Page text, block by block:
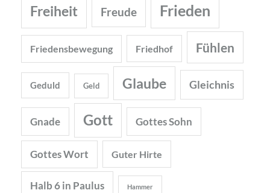
Freiheit Freude Frieden
Friedensbewegung Friedhof Fühlen
Geduld Geld Glaube Gleichnis
Gnade Gott Gottes Sohn
Gottes Wort Guter Hirte
Halb 6 in Paulus Hammer